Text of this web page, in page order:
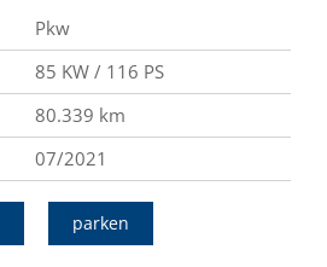
Pkw
85 KW / 116 PS
80.339 km
07/2021
parken